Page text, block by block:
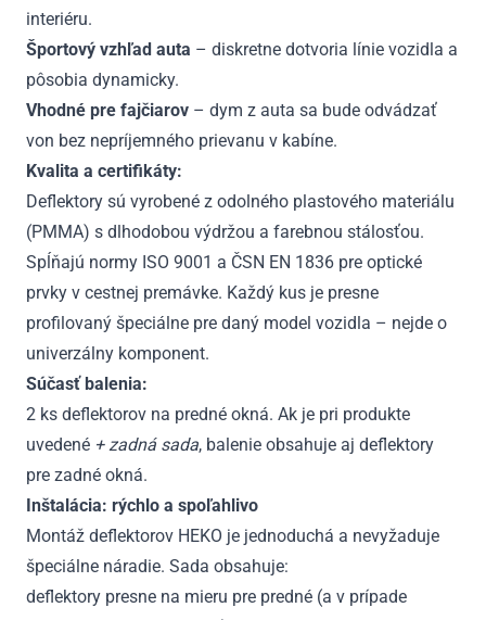
interiéru.
Športový vzhľad auta – diskretne dotvoria línie vozidla a
pôsobia dynamicky.
Vhodné pre fajčiarov – dym z auta sa bude odvádzať
von bez nepríjemného prievanu v kabíne.
Kvalita a certifikáty:
Deflektory sú vyrobené z odolného plastového materiálu
(PMMA) s dlhodobou výdržou a farebnou stálosťou.
Spĺňajú normy ISO 9001 a ČSN EN 1836 pre optické
prvky v cestnej premávke. Každý kus je presne
profilovaný špeciálne pre daný model vozidla – nejde o
univerzálny komponent.
Súčasť balenia:
2 ks deflektorov na predné okná. Ak je pri produkte
uvedené + zadná sada, balenie obsahuje aj deflektory
pre zadné okná.
Inštalácia: rýchlo a spoľahlivo
Montáž deflektorov HEKO je jednoduchá a nevyžaduje
špeciálne náradie. Sada obsahuje:
deflektory presne na mieru pre predné (a v prípade